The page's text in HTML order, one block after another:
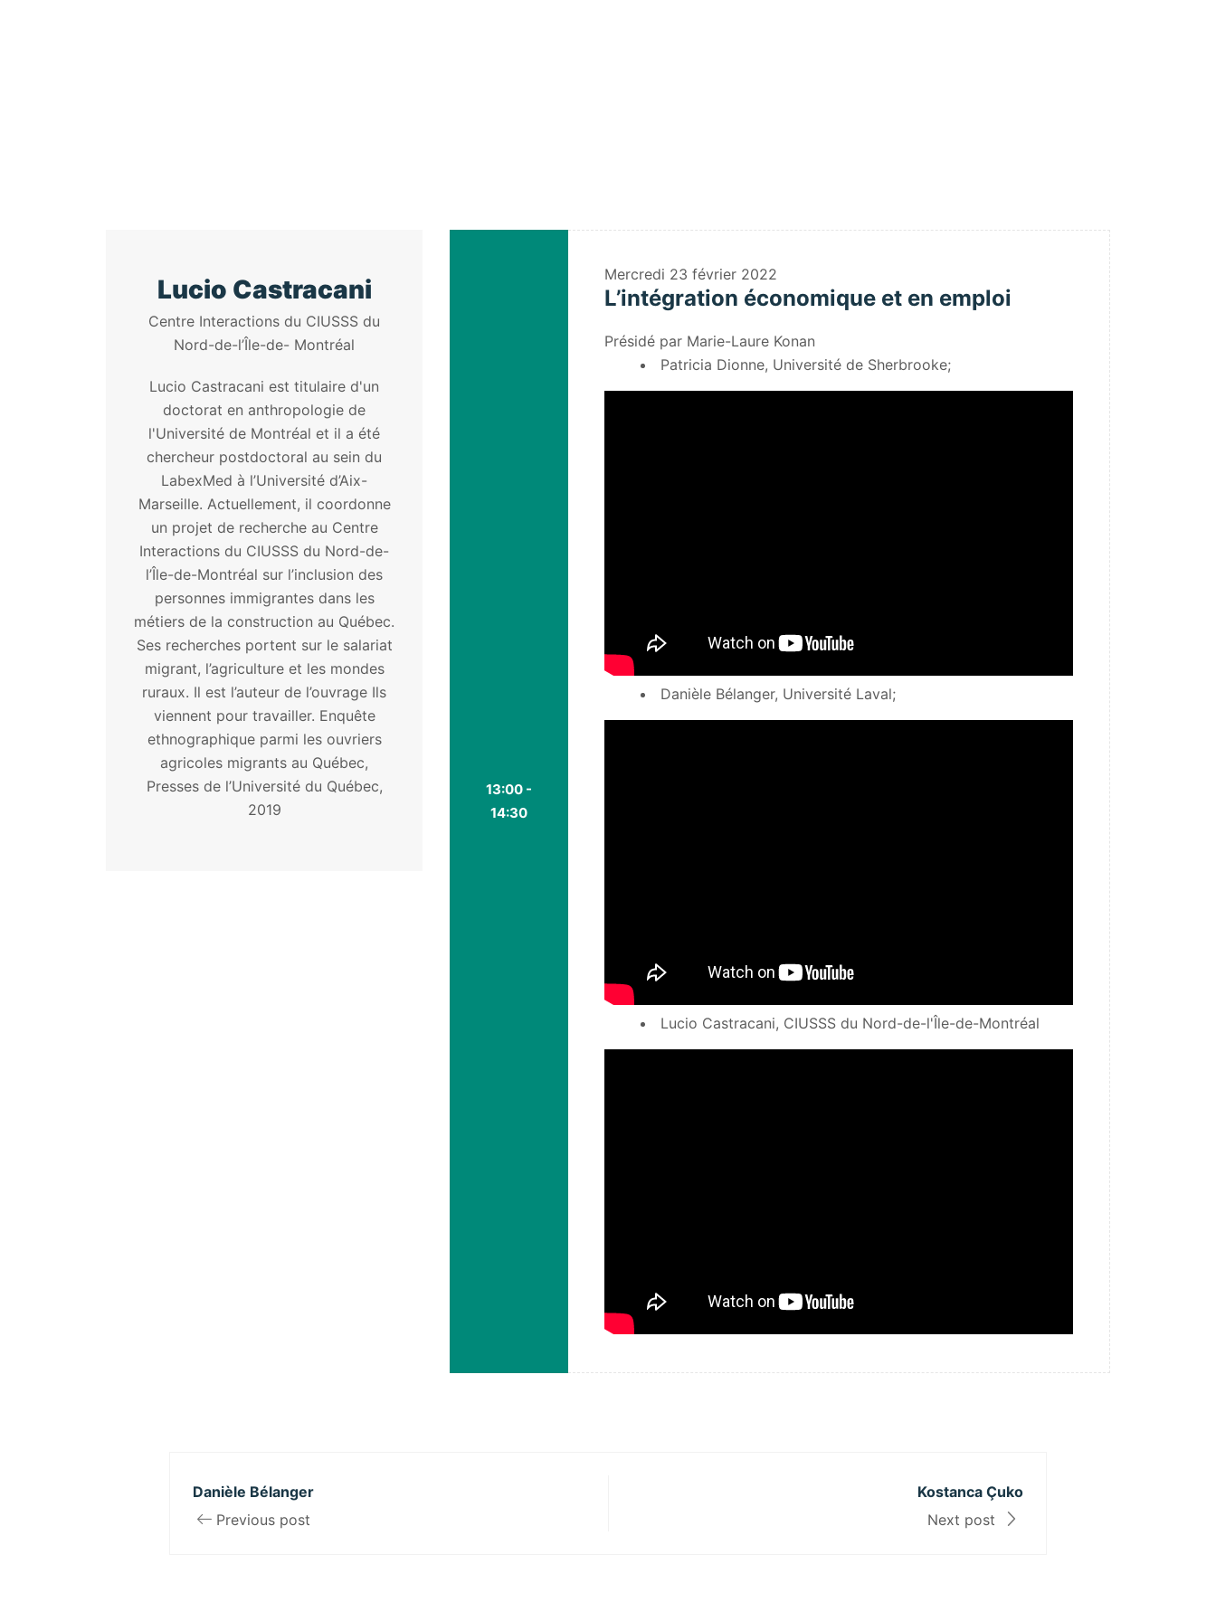
Lucio Castracani
Centre Interactions du CIUSSS du
Nord-de-l’Île-de- Montréal
Lucio Castracani est titulaire d'un
doctorat en anthropologie de
l'Université de Montréal et il a été
chercheur postdoctoral au sein du
LabexMed à l’Université d’Aix-
Marseille. Actuellement, il coordonne
un projet de recherche au Centre
Interactions du CIUSSS du Nord-de-
l’Île-de-Montréal sur l’inclusion des
personnes immigrantes dans les
métiers de la construction au Québec.
Ses recherches portent sur le salariat
migrant, l’agriculture et les mondes
ruraux. Il est l’auteur de l’ouvrage Ils
viennent pour travailler. Enquête
ethnographique parmi les ouvriers
agricoles migrants au Québec,
Presses de l’Université du Québec,
2019
13:00 -
14:30
Mercredi 23 février 2022
L’intégration économique et en emploi
Présidé par Marie-Laure Konan
Patricia Dionne, Université de Sherbrooke;
Danièle Bélanger, Université Laval;
Lucio Castracani, CIUSSS du Nord-de-l'Île-de-Montréal
Danièle Bélanger
Previous post
Kostanca Çuko
Next post